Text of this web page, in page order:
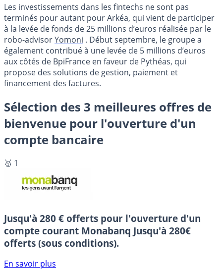
Les investissements dans les fintechs ne sont pas
terminés pour autant pour Arkéa, qui vient de participer
à la levée de fonds de 25 millions d’euros réalisée par le
robo-advisorYomoni . Début septembre, le groupe a
également contribué à une levée de 5 millions d’euros
aux côtés de BpiFrance en faveur de Pythéas, qui
propose des solutions de gestion, paiement et
financement des factures.
Sélection des 3 meilleures offres de
bienvenue pour l'ouverture d'un
compte bancaire
🥇 1
Jusqu'à 280 € offerts pour l'ouverture d'un
compte courant Monabanq Jusqu'à 280€
offerts (sous conditions).
En savoir plus